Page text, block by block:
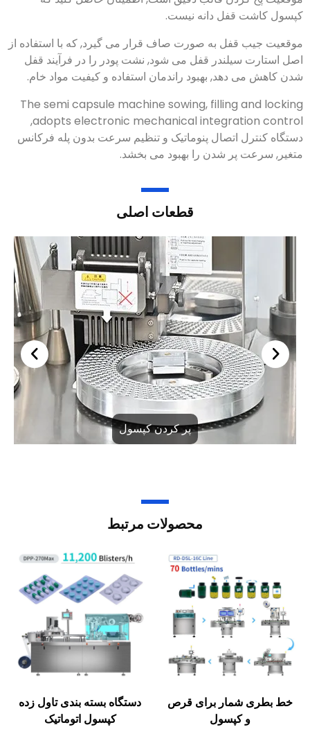
کپسول کاشت قفل دانه نیست.
موقعیت جیب قفل به صورت صاف قرار می گیرد, که با استفاده از
اصل استارت سیلندر قفل می شود, نشت پودر را در فرآیند قفل
شدن کاهش می دهد, بهبود راندمان استفاده و کیفیت مواد خام.
The semi capsule machine sowing, filling and locking
adopts electronic mechanical integration control
,
دستگاه کنترل اتصال پنوماتیک و تنظیم سرعت بدون پله فرکانس
متغیر, سرعت پر شدن را بهبود می بخشد.
قطعات اصلی
پر کردن کپسول
محصولات مرتبط
خط بطری شمار برای قرص
و کپسول
دستگاه بسته بندی تاول زده
کپسول اتوماتیک